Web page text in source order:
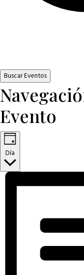
Buscar Eventos
Evento
Día